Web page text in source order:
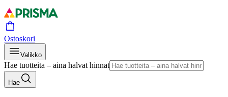
Ostoskori
Valikko
Hae tuotteita – aina halvat hinnat
Hae